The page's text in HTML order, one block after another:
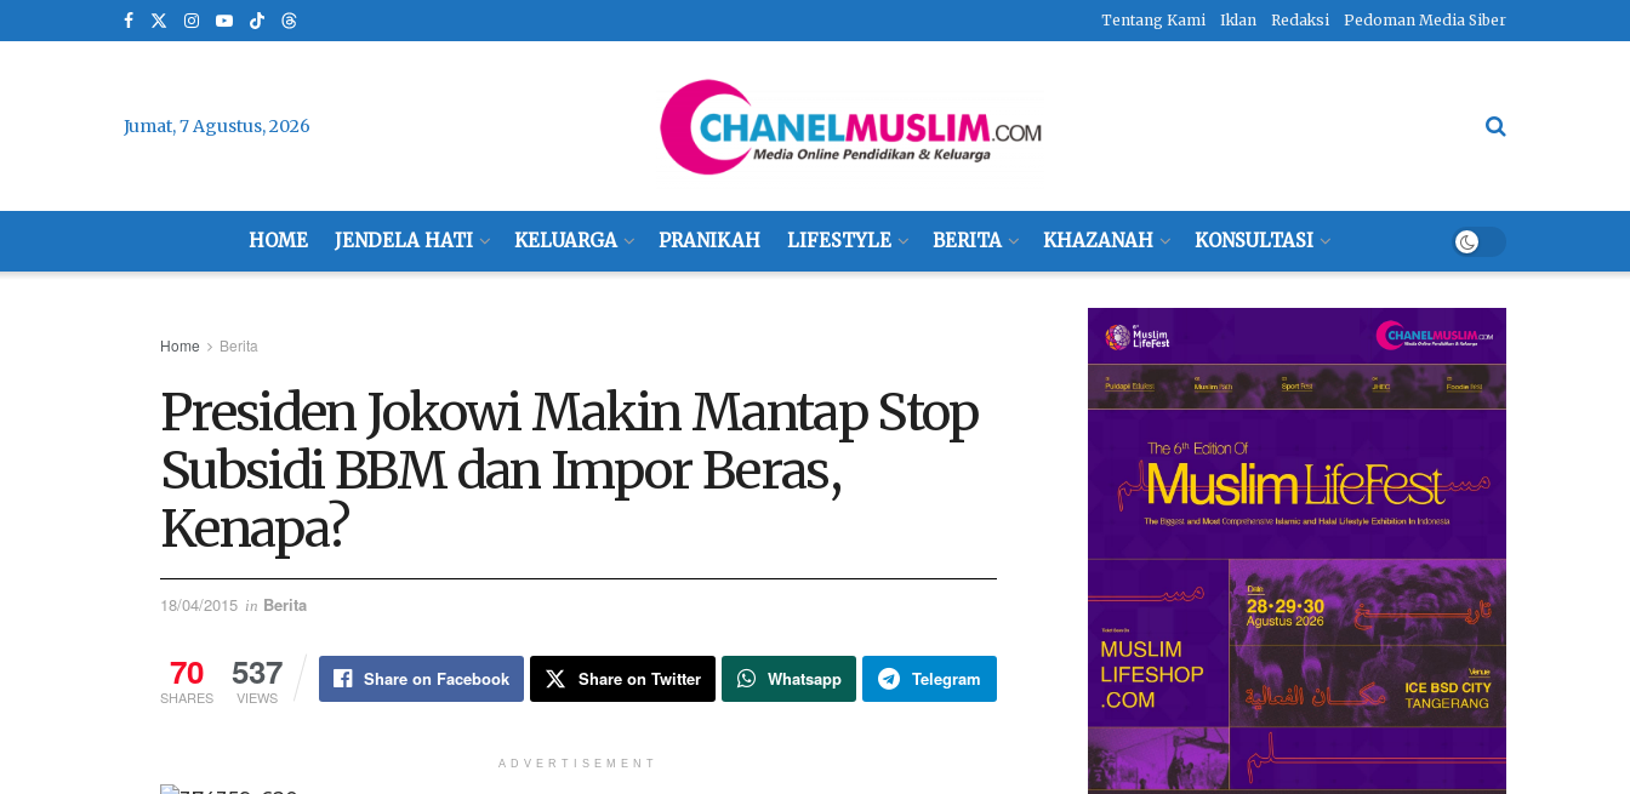
Tentang Kami Iklan Redaksi Pedoman Media Siber
Jumat, 7 Agustus, 2026
HOME JENDELA HATI KELUARGA PRANIKAH LIFESTYLE BERITA KHAZANAH KONSULTASI
Home Berita
Presiden Jokowi Makin Mantap Stop
Subsidi BBM dan Impor Beras,
Kenapa?
18/04/2015 in Berita
70
SHARES
537
VIEWS
Share on Facebook Share on Twitter Whatsapp Telegram
ADVERTISEMENT